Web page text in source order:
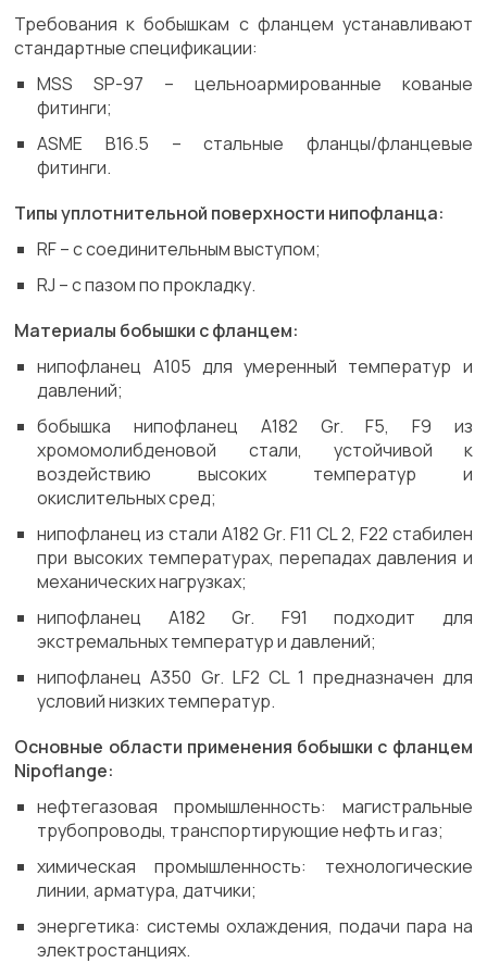
Требования к бобышкам с фланцем устанавливают
стандартные спецификации:
MSS SP-97 – цельноармированные кованые
фитинги;
ASME B16.5 – стальные фланцы/фланцевые
фитинги.
Типы уплотнительной поверхности нипофланца:
RF – с соединительным выступом;
RJ – с пазом по прокладку.
Материалы бобышки с фланцем:
нипофланец A105 для умеренный температур и
давлений;
бобышка нипофланец A182 Gr. F5, F9 из
хромомолибденовой стали, устойчивой к
воздействию высоких температур и
окислительных сред;
нипофланец из стали A182 Gr. F11 CL 2, F22 стабилен
при высоких температурах, перепадах давления и
механических нагрузках;
нипофланец A182 Gr. F91 подходит для
экстремальных температур и давлений;
нипофланец A350 Gr. LF2 CL 1 предназначен для
условий низких температур.
Основные области применения бобышки с фланцем
Nipoflange:
нефтегазовая промышленность: магистральные
трубопроводы, транспортирующие нефть и газ;
химическая промышленность: технологические
линии, арматура, датчики;
энергетика: системы охлаждения, подачи пара на
электростанциях.